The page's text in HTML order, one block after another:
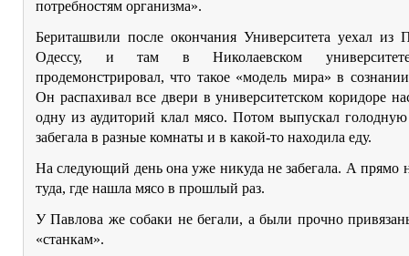
потребностям организма».
Бериташвили после окончания Университета уехал из
Одессу, и там в Николаевском
продемонстрировал, что такое «модель мира» в
Он распахивал все двери в университетском коридоре
одну из аудиторий клал мясо. Потом выпускал
забегала в разные комнаты и в какой-то находила еду.
На следующий день она уже никуда не забегала. А прямо
туда, где нашла мясо в прошлый раз.
У Павлова же собаки не бегали, а были прочно
«станкам».